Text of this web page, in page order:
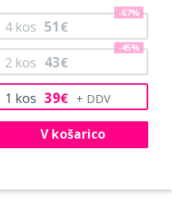
1 kos 39€
2kos 43€
-45%
4kos 51€
-67%
V košarico